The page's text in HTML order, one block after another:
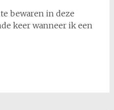
bewaren in deze
keer wanneer ik een